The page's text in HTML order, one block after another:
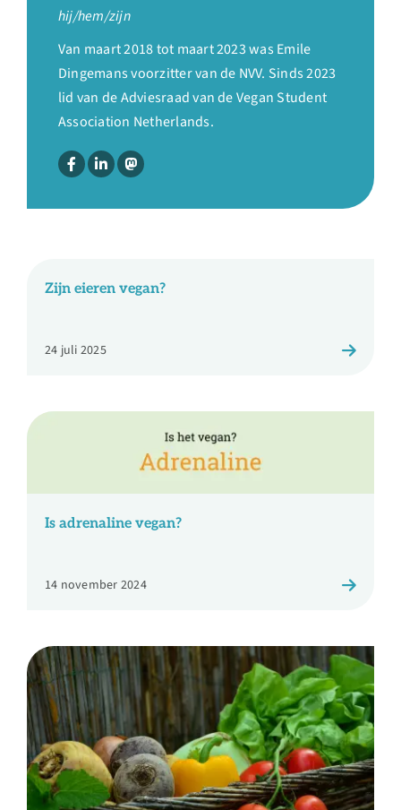
Over ons
Ondernemer
Contact
hij/hem/zijn
Van maart 2018 tot maart 2023 was Emile
Dingemans voorzitter van de NVV. Sinds 2023
lid van de Adviesraad van de Vegan Student
Association Netherlands.
Zijn eieren vegan?
24 juli 2025
Is adrenaline vegan?
14 november 2024